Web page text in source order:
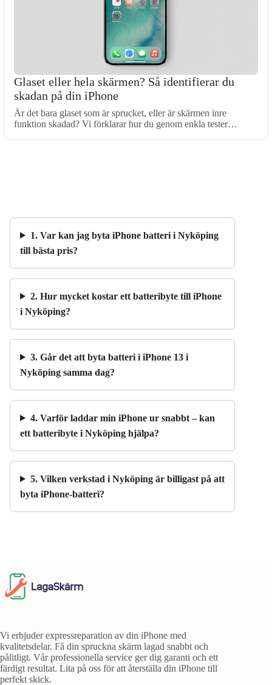
Glaset eller hela skärmen? Så identifierar du
skadan på din iPhone
Är det bara glaset som är sprucket, eller är skärmen inre
funktion skadad? Vi förklarar hur du genom enkla tester…
1. Var kan jag byta iPhone batteri i Nyköping
till bästa pris?
2. Hur mycket kostar ett batteribyte till iPhone
i Nyköping?
3. Går det att byta batteri i iPhone 13 i
Nyköping samma dag?
4. Varför laddar min iPhone ur snabbt – kan
ett batteribyte i Nyköping hjälpa?
5. Vilken verkstad i Nyköping är billigast på att
byta iPhone-batteri?
Vi erbjuder expressreparation av din iPhone med
kvalitetsdelar. Få din spruckna skärm lagad snabbt och
pålitligt. Vår professionella service ger dig garanti och ett
färdigt resultat. Lita på oss för att återställa din iPhone till
perfekt skick.